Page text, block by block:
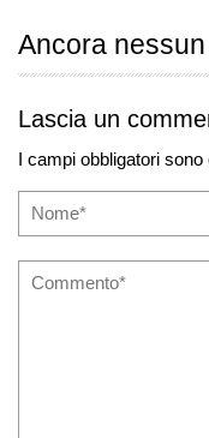
Ancora
Lascia un
I campi obbligatori